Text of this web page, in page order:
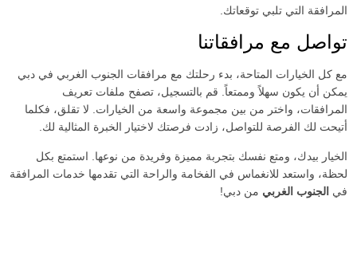
المرافقة التي تلبي توقعاتك.
تواصل مع مرافقاتنا
مع كل الخيارات المتاحة، بدء رحلتك مع مرافقات الجنوب الغربي في دبي
يمكن أن يكون سهلاً وممتعاً. قم بالتسجيل، تصفح ملفات تعريف
المرافقات، واختر من بين مجموعة واسعة من الخيارات. لا تقلق، فكلما
أتيحت لك الفرصة للتواصل، زادت فرصتك لاختيار الخبرة المثالية لك.
الخيار بيدك، ومتع نفسك بتجربة مميزة وفريدة من نوعها. استمتع بكل
لحظة، واستعد للانغماس في الفخامة والراحة التي تقدمها خدمات المرافقة
في الجنوب الغربي من دبي!